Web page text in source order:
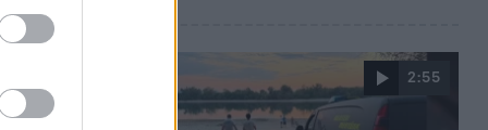
2:55